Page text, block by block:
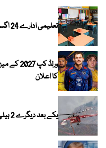
تعلیمی ادارے 24 اگست تک بند رہیں گے، رانا سکندر حیات
ورلڈ کپ
کا اعلان
یکے بعد دیگرے 2 ہیلی کاپٹر گر کر تباہ؛ متعدد ہلاکتیں